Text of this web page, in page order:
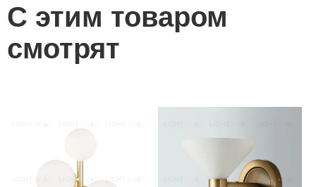
С этим товаром
смотрят